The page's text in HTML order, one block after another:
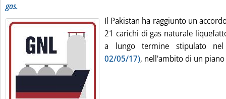
gas.
Il Pakistan ha raggiunto un
21 carichi di gas naturale
a lungo termine stipulato
02/05/17), nell'ambito di un piano